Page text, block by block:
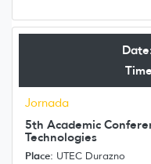
Jornada
5th Academic
Technologies
Place: UTEC Durazno